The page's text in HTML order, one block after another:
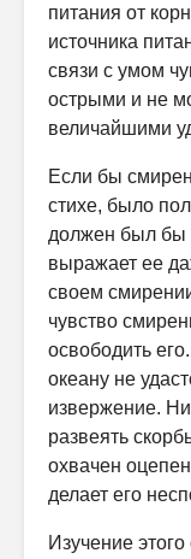
питания от
источника
связи с умом
острыми и не
величайшими
Если бы
стихе, было
должен был бы
выражает ее
своем
чувство
освободить
океану не
извержение.
развеять
охвачен
делает его
Изучение